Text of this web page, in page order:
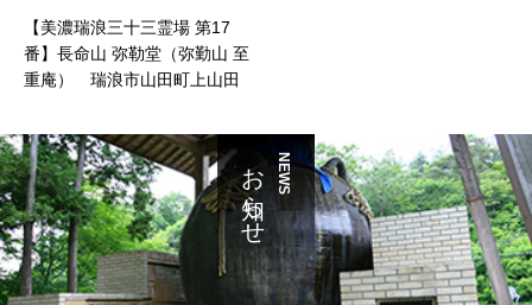
【美濃瑞浪三十三霊場 第17
番】長命山 弥勒堂（弥勤山 至
重庵） 瑞浪市山田町上山田
NEWS
お知らせ